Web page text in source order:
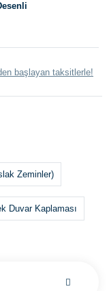
başlayan taksitlerle!
Zeminler)
Duvar Kaplaması